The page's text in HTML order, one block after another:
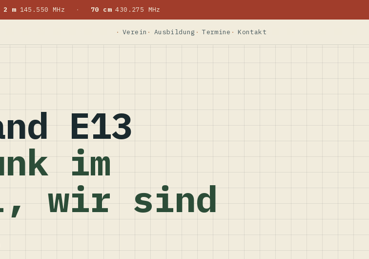
2 m145.550 MHz · 70 cm430.275 MHz
Verein Ausbildung Termine Kontakt
E13
im
wir sind